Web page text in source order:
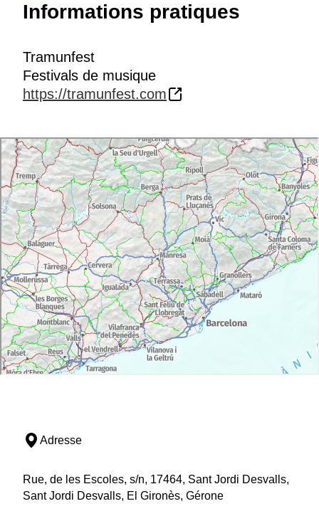
Informations pratiques
Tramunfest
Festivals de musique
https://tramunfest.com
Adresse
Rue, de les Escoles, s/n, 17464, Sant Jordi Desvalls,
Sant Jordi Desvalls, El Gironès, Gérone